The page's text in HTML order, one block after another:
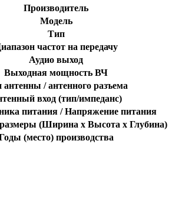
Производитель
Модель
Тип
частот на передачу
Аудио выход
Выходная мощность ВЧ
антенны / антенного разъема
вход (тип/импеданс)
питания / Напряжение питания
(Ширина x Высота x Глубина)
(место) производства